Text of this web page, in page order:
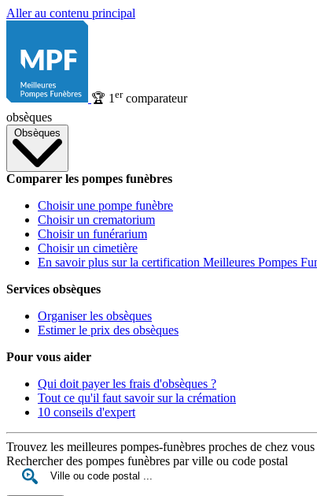
Aller au contenu principal
🏆 1 ercomparateur
obsèques
Obsèques
Comparer les pompes funèbres
Choisir une pompe funèbre
Choisir un crematorium
Choisir un funérarium
Choisir un cimetière
En savoir plus sur la certification Meilleures Pompes
Services obsèques
Organiser les obsèques
Estimer le prix des obsèques
Pour vous aider
Qui doit payer les frais d'obsèques ?
Tout ce qu'il faut savoir sur la crémation
10 conseils d'expert
Trouvez les meilleures pompes-funèbres proches de chez vous
Rechercher des pompes funèbres par ville ou code postal